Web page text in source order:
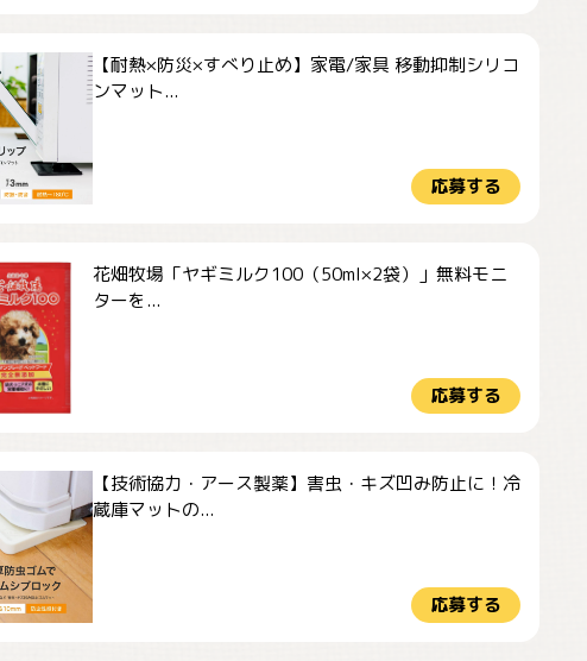
【耐熱×防災×すべり止め】家電/家具 移動抑制シリコ
ンマット...
応募する
花畑牧場「ヤギミルク100（50ml×2袋）」無料モニ
ターを...
応募する
【技術協力・アース製薬】害虫・キズ凹み防止に！冷
蔵庫マットの...
応募する